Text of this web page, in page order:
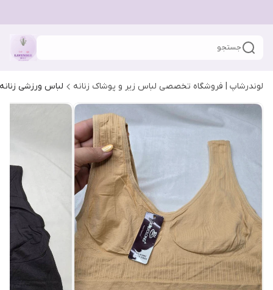
جستجو
لوندرشاپ | فروشگاه تخصصی لباس زیر و پوشاک زنانه لباس ورزشی زنانه